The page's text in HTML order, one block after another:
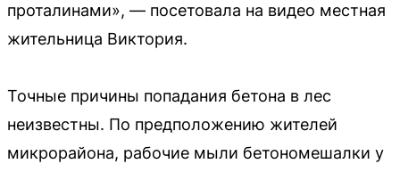
проталинами», — посетовала на видео местная
жительница Виктория.
Точные причины попадания бетона в лес
неизвестны. По предположению жителей
микрорайона, рабочие мыли бетономешалки у